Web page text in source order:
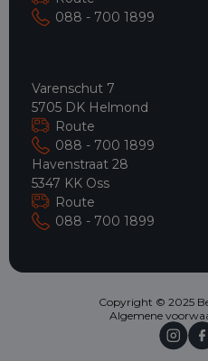
088 - 700 1899
Varenschut 7
5705 DK Helmond
Route
088 - 700 1899
Havenstraat 28
5347 KK Oss
Route
088 - 700 1899
Copyright © 2025
Algemene